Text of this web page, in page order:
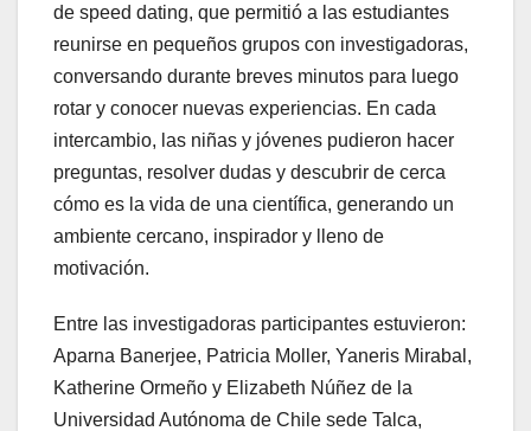
de speed dating, que permitió a las estudiantes
reunirse en pequeños grupos con investigadoras,
conversando durante breves minutos para luego
rotar y conocer nuevas experiencias. En cada
intercambio, las niñas y jóvenes pudieron hacer
preguntas, resolver dudas y descubrir de cerca
cómo es la vida de una científica, generando un
ambiente cercano, inspirador y lleno de
motivación.
Entre las investigadoras participantes estuvieron:
Aparna Banerjee, Patricia Moller, Yaneris Mirabal,
Katherine Ormeño y Elizabeth Núñez de la
Universidad Autónoma de Chile sede Talca,